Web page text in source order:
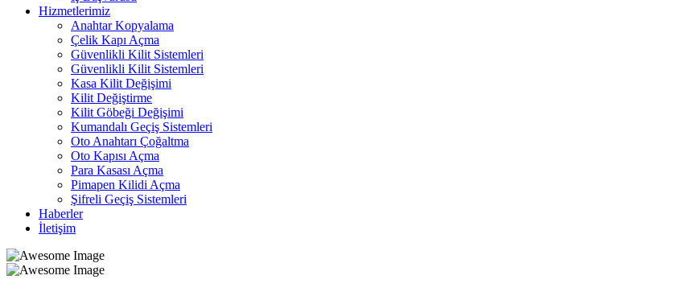
Hizmetlerimiz
Anahtar Kopyalama
Çelik Kapı Açma
Güvenlikli Kilit Sistemleri
Güvenlikli Kilit Sistemleri
Kasa Kilit Değişimi
Kilit Değiştirme
Kilit Göbeği Değişimi
Kumandalı Geçiş Sistemleri
Oto Anahtarı Çoğaltma
Oto Kapısı Açma
Para Kasası Açma
Pimapen Kilidi Açma
Şifreli Geçiş Sistemleri
Haberler
İletişim